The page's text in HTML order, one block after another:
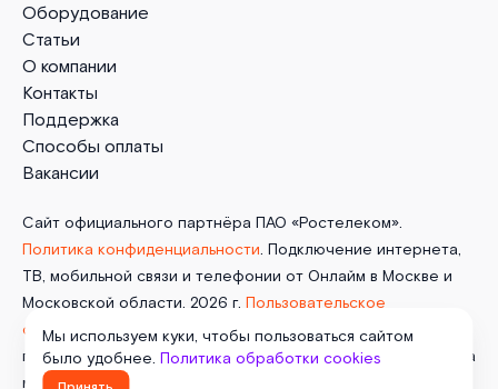
Оборудование
Статьи
О компании
Контакты
Поддержка
Способы оплаты
Вакансии
Сайт официального партнёра ПАО «Ростелеком».
Политика конфиденциальности. Подключение интернета,
ТВ, мобильной связи и телефонии от Онлайм в Москве и
Московской области. 2026 г. Пользовательское
соглашение. Политика обработки cookies. Отписаться от
полученияинформационных рассылок от данного ресурса
можно настранице
Мы используем куки, чтобы пользоваться сайтом
было удобнее.Политика обработки cookies